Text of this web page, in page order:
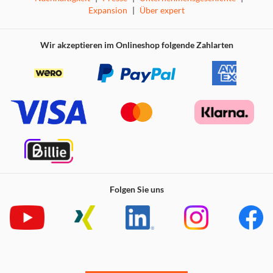
Drehregler auf der Vorderseite, die mitgelieferte
Fernbedienung oder über die TechniSat CONNECT-App.
Expansion | Über expert
Wir akzeptieren im Onlineshop folgende Zahlarten
Folgen Sie uns